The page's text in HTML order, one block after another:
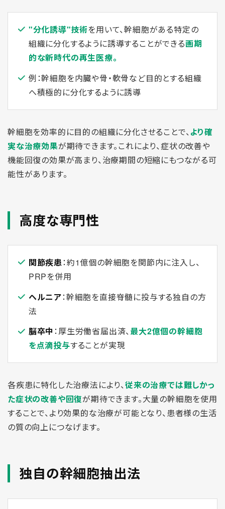
"分化誘導"技術を用いて、幹細胞がある特定の
組織に分化するように誘導することができる画期
的な新時代の再生医療。
例：幹細胞を内臓や骨・軟骨など目的とする組織
へ積極的に分化するように誘導
幹細胞を効率的に目的の組織に分化させることで、 より確
実な治療効果が期待できます。これにより、症状の改善や
機能回復の効果が高まり、治療期間の短縮にもつながる可
能性があります。
高度な専門性
関節疾患：約1億個の幹細胞を関節内に注入し、
PRPを併用
ヘルニア：幹細胞を直接脊髄に投与する独自の方
法
脳卒中 ：厚生労働省届出済、最大2億個の幹細胞
を点滴投与することが実現
各疾患に特化した治療法により、従来の治療では難しかっ
た症状の改善や回復が期待できます。大量の幹細胞を使用
することで、より効果的な治療が可能となり、患者様の生活
の質の向上につなげます。
独自の幹細胞抽出法